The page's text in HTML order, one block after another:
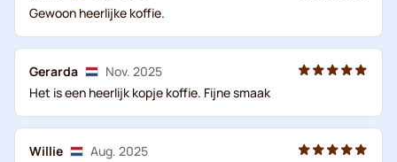
Gewoon heerlijke koffie.
Gerarda
Nov. 2025
Het is een heerlijk kopje koffie. Fijne smaak
Willie
Aug. 2025